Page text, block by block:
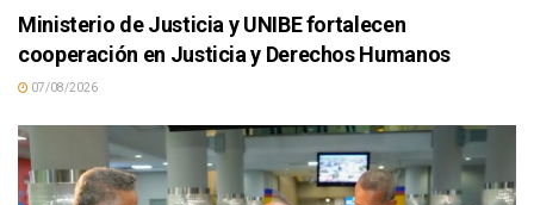
Ministerio de Justicia y UNIBE fortalecen
cooperación en Justicia y Derechos Humanos
07/08/2026